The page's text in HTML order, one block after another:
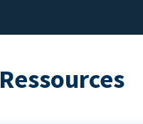
Ressources